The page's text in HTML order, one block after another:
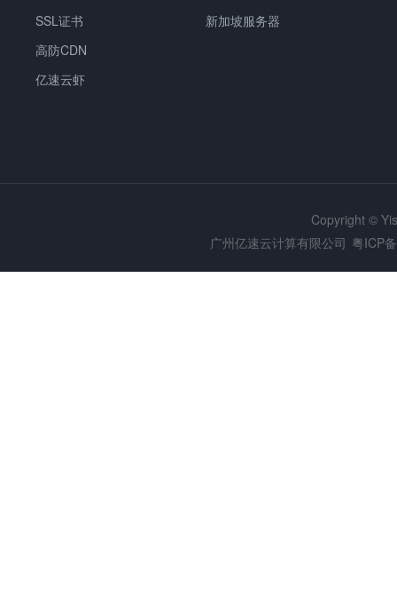
SSL证书
高防CDN
亿速云虾
新加坡服务器
Copyright ©
广州亿速云计算有限公司 粤ICP